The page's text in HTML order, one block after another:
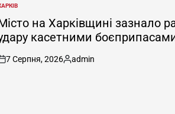
на Харківщині зазнало
касетними
7 Серпня, 2026
Опубліковано
admin